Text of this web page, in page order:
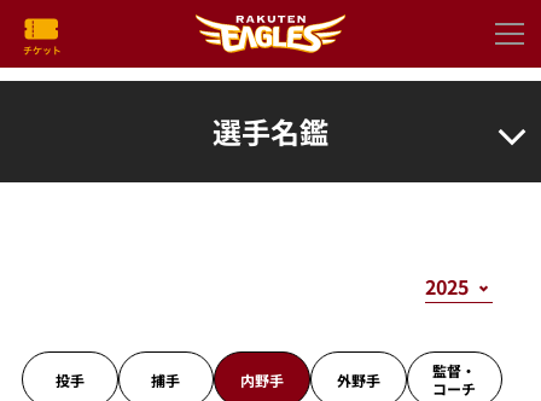
選手名鑑
投手 捕手 内野手 外野手
監督・
コーチ